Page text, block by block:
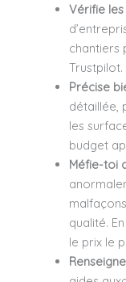
Vérifie
chantiers
Trustpilot.
Précise
détaillée,
les
budget
Méfie-toi
qualité.
le prix le